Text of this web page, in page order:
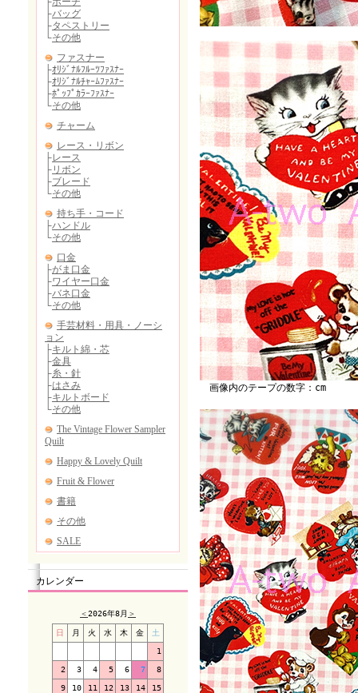
カレンダー
＜2026年8月 ＞
日 月 火 水 木 金 土
1
2 3 4 5 6 7 8
9 10 11 12 13 14 15
画像内のテープの数字：cm